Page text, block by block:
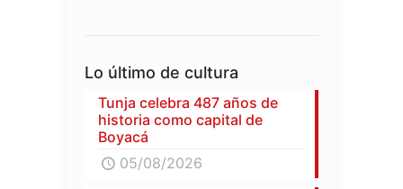
Lo último de cultura
Tunja celebra 487 años de
historia como capital de
Boyacá
05/08/2026